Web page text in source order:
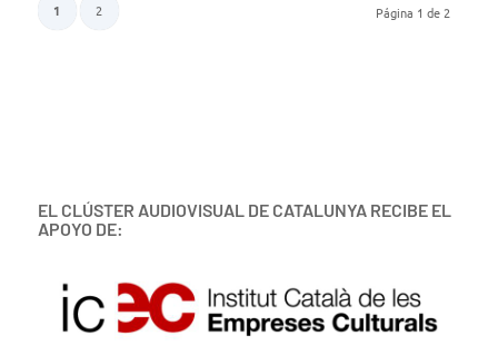
Página 1 de 2
1 2
EL CLÚSTER AUDIOVISUAL DE CATALUNYA RECIBE EL
APOYO DE: